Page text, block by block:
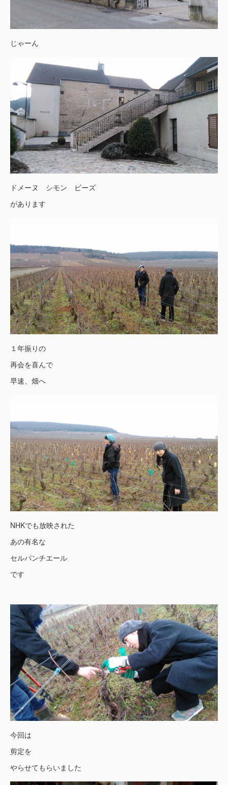
じゃーん
ドメーヌ シモン ビーズ
があります
１年振りの
再会を喜んで
早速、畑へ
NHKでも放映された
あの有名な
セルパンチエール
です
今回は
剪定を
やらせてもらいました